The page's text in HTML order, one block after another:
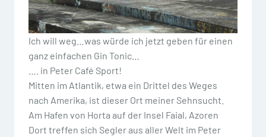
Ich will weg…was würde ich jetzt geben für einen
ganz einfachen Gin Tonic…
…. in Peter Café Sport!
Mitten im Atlantik, etwa ein Drittel des Weges
nach Amerika, ist dieser Ort meiner Sehnsucht.
Am Hafen von Horta auf der Insel Faial, Azoren
Dort treffen sich Segler aus aller Welt im Peter